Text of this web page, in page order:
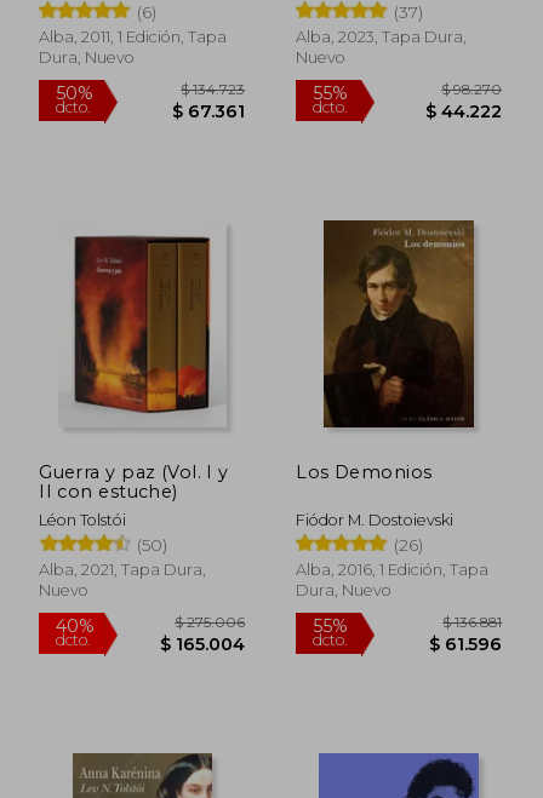
(6)
Alba, 2011, 1 Edición, Tapa
Dura, Nuevo
50%
dcto. $ 67.361
(37)
Alba, 2023, Tapa Dura,
Nuevo
dcto.
Guerra y paz (Vol. I y
II con estuche)
Léon Tolstói
(50)
Alba, 2021, Tapa Dura,
Nuevo
Los Demonios
Fiódor M. Dostoievski
(26)
Alba, 2016, 1 Edición, Tapa
Dura, Nuevo